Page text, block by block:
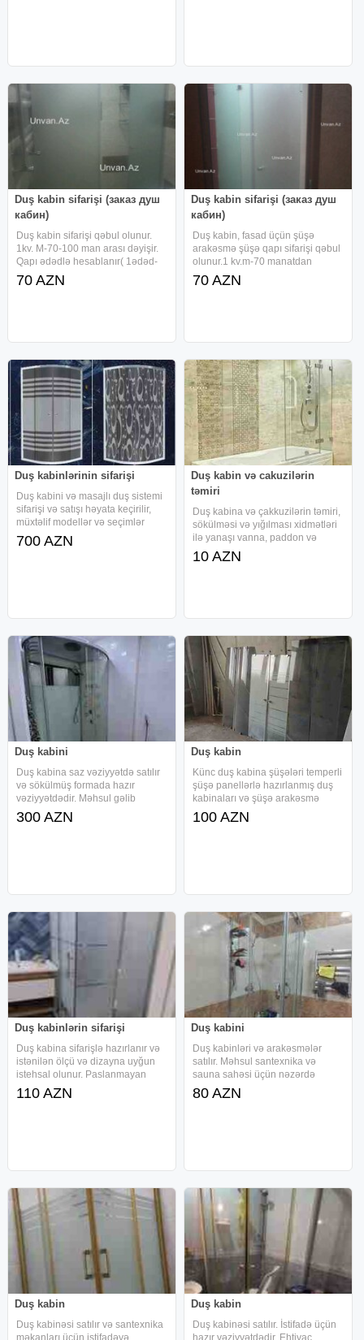
Duş kabin sifarişi (заказ душ
кабин)
Duş kabin sifarişi qəbul olunur.
1kv. M-70-100 man arası dəyişir.
Qapı ədədlə hesablanır( 1ədəd-
230-300man). Iri sifarişlərə ciddi
endirim edilir. Çatdırılma və
70 AZN
Duş kabin sifarişi (заказ душ
кабин)
Duş kabin, fasad üçün şüşə
arakəsmə şüşə qapı sifarişi qəbul
olunur.1 kv.m-70 manatdan
başlayır.8 və 10 mm temper şüşə
və paslanmayan aksesuarlardan
70 AZN
Duş kabinlərinin sifarişi
Duş kabini və masajlı duş sistemi
sifarişi və satışı həyata keçirilir,
müxtəlif modellər və seçimlər
mövcuddur. Duş kabinəsi
xidmətləri - Duş kabini və duş
700 AZN
Duş kabin və cakuzilərin
təmiri
Duş kabina və çakkuzilərin təmiri,
sökülməsi və yığılması xidmətləri
ilə yanaşı vanna, paddon və
aksesuarların sifarişi həyata
keçirilir. Duş kabina smistitelərinin
10 AZN
Duş kabini
Duş kabina saz vəziyyətdə satılır
və sökülmüş formada hazır
vəziyyətdədir. Məhsul gəlib
aparılaraq yenidən quraşdırıla
bilər. Kabin daxilində radio
300 AZN
Duş kabin
Künc duş kabina şüşələri temperli
şüşə panellərlə hazırlanmış duş
kabinaları və şüşə arakəsmə
sistemləri üçün təqdim olunur.
Dəst şəklində satılan məhsullar
100 AZN
Duş kabinlərin sifarişi
Duş kabina sifarişlə hazırlanır və
istənilən ölçü və dizayna uyğun
istehsal olunur. Paslanmayan
materiallardan istifadə edilərək
hamam məkanına uyğun şüşə
110 AZN
Duş kabini
Duş kabinləri və arakəsmələr
satılır. Məhsul santexnika və
sauna sahəsi üçün nəzərdə
tutulub. Real alıcı ilə qiymətdə
razılaşma mümkündür və əlavə
80 AZN
Duş kabin
Duş kabinəsi satılır və santexnika
məkanları üçün istifadəyə
Duş kabin
Duş kabinəsi satılır. İstifadə üçün
hazır vəziyyətdədir. Ehtiyac